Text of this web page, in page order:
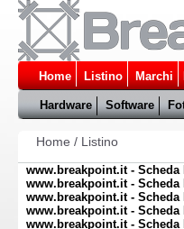
Home Listino Marchi
Hardware Software
Home / Listino
www.breakpoint.it -
www.breakpoint.it - Scheda
www.breakpoint.it - Scheda
www.breakpoint.it - Scheda
www.breakpoint.it -